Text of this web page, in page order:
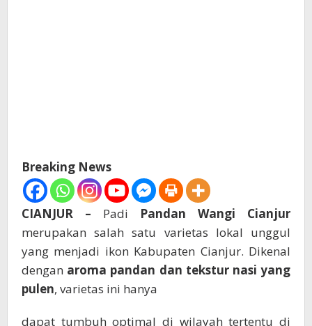
Breaking News
CIANJUR – Padi Pandan Wangi Cianjur
merupakan salah satu varietas lokal unggul
yang menjadi ikon Kabupaten Cianjur. Dikenal
dengan aroma pandan dan tekstur nasi yang
pulen, varietas ini hanya
dapat tumbuh optimal di wilayah tertentu di